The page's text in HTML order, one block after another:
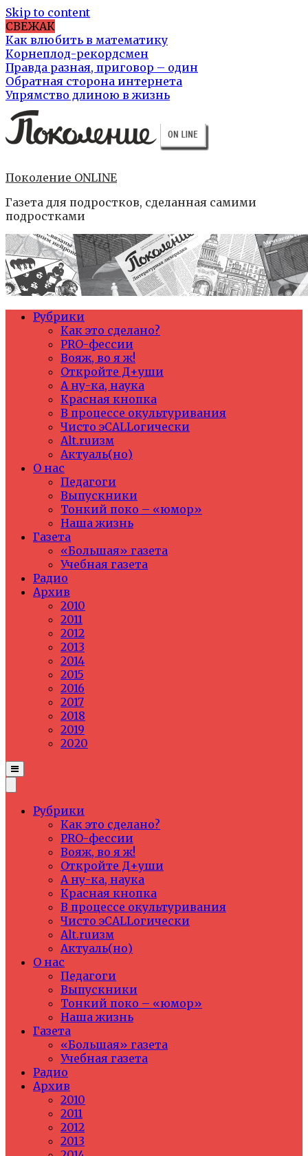
Skip to content
СВЕЖАК
Как влюбить в математику
Корнеплод-рекордсмен
Правда разная, приговор – один
Обратная сторона интернета
Упрямство длиною в жизнь
Поколение ONLINE
Газета для подростков, сделанная самими
подростками
Рубрики
Как это сделано?
PRO-фессии
Вояж, во я ж!
Откройте Д+уши
А ну-ка, наука
Красная кнопка
В процессе окультуривания
Чисто эCALLогически
Alt.ruизм
Актуаль(но)
О нас
Педагоги
Выпускники
Тонкий поко – «юмор»
Наша жизнь
Газета
«Большая» газета
Учебная газета
Радио
Архив
2010
2011
2012
2013
2014
2015
2016
2017
2018
2019
2020
Рубрики
Как это сделано?
PRO-фессии
Вояж, во я ж!
Откройте Д+уши
А ну-ка, наука
Красная кнопка
В процессе окультуривания
Чисто эCALLогически
Alt.ruизм
Актуаль(но)
О нас
Педагоги
Выпускники
Тонкий поко – «юмор»
Наша жизнь
Газета
«Большая» газета
Учебная газета
Радио
Архив
2010
2011
2012
2013